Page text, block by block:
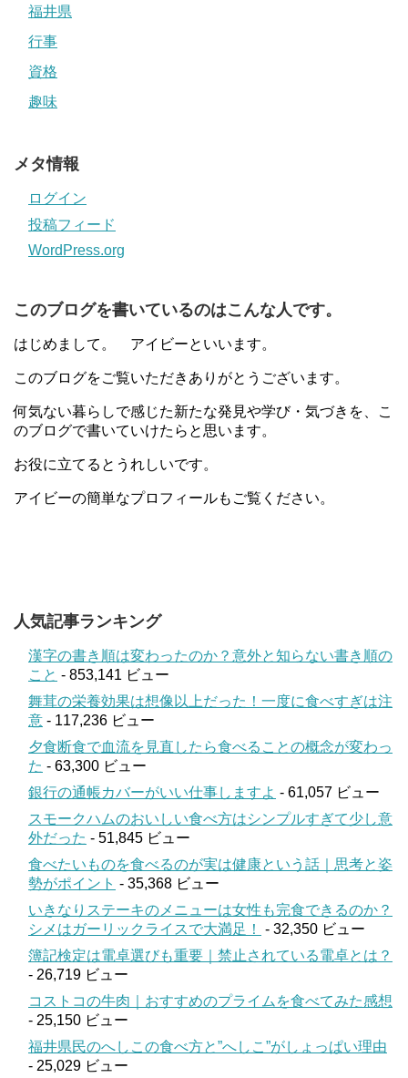
福井県
行事
資格
趣味
メタ情報
ログイン
投稿フィード
WordPress.org
このブログを書いているのはこんな人です。
はじめまして。 アイビーといいます。
このブログをご覧いただきありがとうございます。
何気ない暮らしで感じた新たな発見や学び・気づきを、こ
のブログで書いていけたらと思います。
お役に立てるとうれしいです。
アイビーの簡単なプロフィールもご覧ください。
人気記事ランキング
漢字の書き順は変わったのか？意外と知らない書き順の
こと - 853,141 ビュー
舞茸の栄養効果は想像以上だった！一度に食べすぎは注
意 - 117,236 ビュー
夕食断食で血流を見直したら食べることの概念が変わっ
た - 63,300 ビュー
銀行の通帳カバーがいい仕事しますよ - 61,057 ビュー
スモークハムのおいしい食べ方はシンプルすぎて少し意
外だった - 51,845 ビュー
食べたいものを食べるのが実は健康という話｜思考と姿
勢がポイント - 35,368 ビュー
いきなりステーキのメニューは女性も完食できるのか？
シメはガーリックライスで大満足！
- 32,350 ビュー
簿記検定は電卓選びも重要｜禁止されている電卓とは？
- 26,719 ビュー
コストコの牛肉｜おすすめのプライムを食べてみた感想
- 25,150 ビュー
福井県民のへしこの食べ方と”へしこ”がしょっぱい理由
- 25,029 ビュー